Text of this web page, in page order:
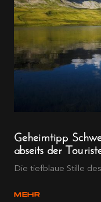
Geheimtipp
abseits der
Die tiefblaue Stille
MEHR